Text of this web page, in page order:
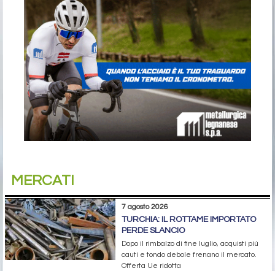
MERCATI
7 agosto 2026
TURCHIA: IL ROTTAME IMPORTATO
PERDE SLANCIO
Dopo il rimbalzo di fine luglio, acquisti più
cauti e tondo debole frenano il mercato.
Offerta Ue ridotta